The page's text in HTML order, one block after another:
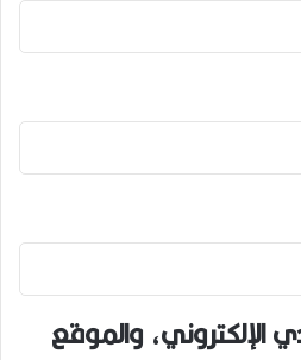
والموقع